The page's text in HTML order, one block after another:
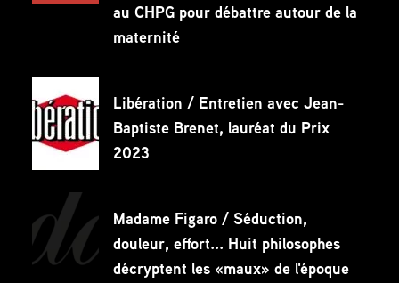
au CHPG pour débattre autour de la
maternité
Libération / Entretien avec Jean-
Baptiste Brenet, lauréat du Prix
2023
Madame Figaro / Séduction,
douleur, effort... Huit philosophes
décryptent les «maux» de l'époque